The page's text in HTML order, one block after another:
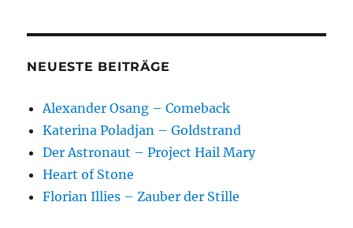
NEUESTE BEITRÄGE
Alexander Osang – Comeback
Katerina Poladjan – Goldstrand
Der Astronaut – Project Hail Mary
Heart of Stone
Florian Illies – Zauber der Stille